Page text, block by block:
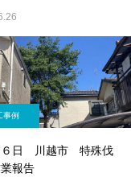
事例
６日 川越市 特殊伐
報告